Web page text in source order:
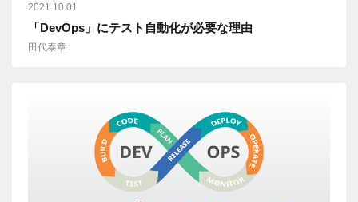
2021.10.01
「DevOps」にテスト自動化が必要な理由
田代泰章